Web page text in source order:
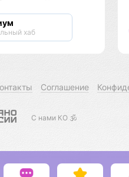
хаб
Соглашение
С нами КО 🕉️